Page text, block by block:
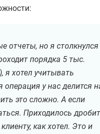
отчеты, но я столкнулся
порядка 5 тыс.
я хотел учитывать
у нас делится
это сложно. А если
Приходилось
как хотел. Это и